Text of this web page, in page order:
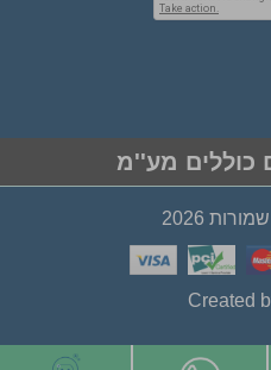
כוללים מע''מ
2026
Created